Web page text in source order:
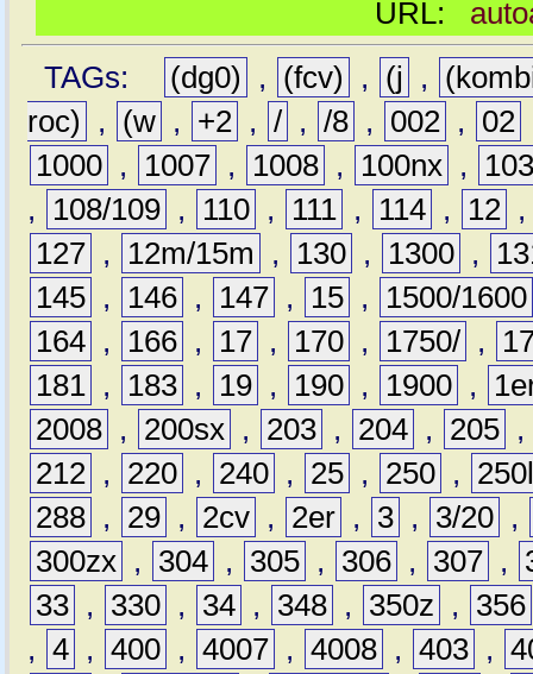
URL:
TAGs:
(dg0) , (fcv) , (j ,
roc)
, (w , +2 , / , /8 , 002 , 02
1000 , 1007 , 1008 , 100nx ,
,
108/109 , 110 , 111 , 114 , 12
127 , 12m/15m , 130 , 1300 ,
145 , 146 , 147 , 15 ,
1500/1600
164 , 166 , 17 , 170 , 1750/ ,
181 , 183 , 19 , 190 , 1900 ,
2008 , 200sx , 203 , 204 , 205 ,
212 , 220 , 240 , 25 , 250 ,
288 , 29 , 2cv , 2er , 3 , 3/20 ,
300zx , 304 , 305 , 306 , 307 ,
33 , 330 , 34 , 348 , 350z ,
356
, 4 , 400 , 4007 , 4008 , 403 ,